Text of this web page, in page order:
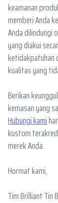
keamanan
memberi Anda
Anda dilindungi
yang diakui
ketidakpatuhan
kualitas yang
Berikan
kemasan yang
Hubungi kami
kustom
merek Anda.
Hormat kami,
Tim Brilliant Tin